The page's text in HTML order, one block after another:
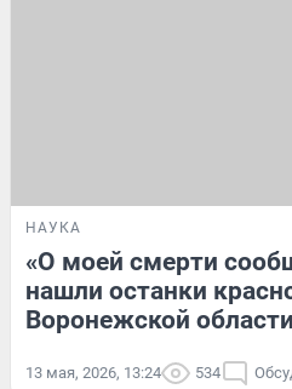
НАУКА
«О моей смерти
нашли останки
Воронежской области
13 мая, 2026, 13:24 534